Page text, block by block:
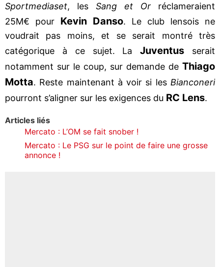
Sportmediaset, les Sang et Or réclameraient
25M€ pour Kevin Danso. Le club lensois ne
voudrait pas moins, et se serait montré très
catégorique à ce sujet. LaJuventus serait
notamment sur le coup, sur demande de Thiago
Motta. Reste maintenant à voir si les Bianconeri
pourront s’aligner sur les exigences du RC Lens.
Articles liés
Mercato : L’OM se fait snober !
Mercato : Le PSG sur le point de faire une grosse
annonce !